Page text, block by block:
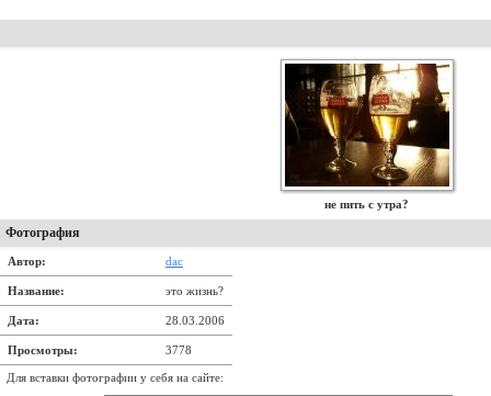
не пить с утра?
Фотография
Автор: dac
Название: это жизнь?
Дата: 28.03.2006
Просмотры: 3778
Для вставки фотографии у себя на сайте: